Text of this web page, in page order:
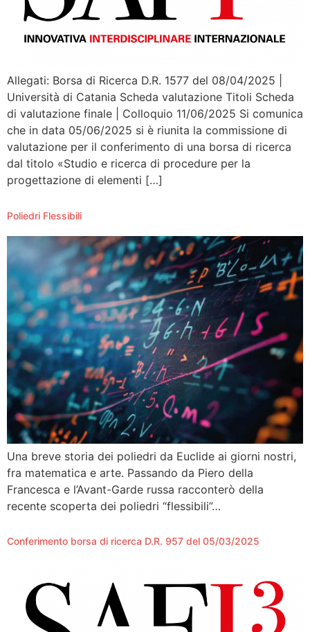
Allegati: Borsa di Ricerca D.R. 1577 del 08/04/2025 |
Università di Catania Scheda valutazione Titoli Scheda
di valutazione finale | Colloquio 11/06/2025 Si comunica
che in data 05/06/2025 si è riunita la commissione di
valutazione per il conferimento di una borsa di ricerca
dal titolo «Studio e ricerca di procedure per la
progettazione di elementi […]
Poliedri Flessibili
Una breve storia dei poliedri da Euclide ai giorni nostri,
fra matematica e arte. Passando da Piero della
Francesca e l’Avant-Garde russa racconterò della
recente scoperta dei poliedri “flessibili”…
Conferimento borsa di ricerca D.R. 957 del 05/03/2025